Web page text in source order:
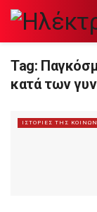
Tag:
κατά των
ΙΣΤΟΡΙΕΣ ΤΗΣ